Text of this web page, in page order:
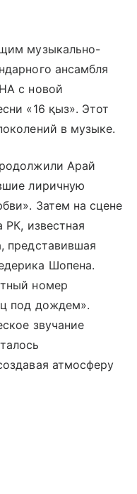
музыкально-
ансамбля
с новой
«16 қыз». Этот
в музыке.
Арай
лиричную
Затем на сцене
РК, известная
представившая
Шопена.
номер
под дождем».
звучание
атмосферу